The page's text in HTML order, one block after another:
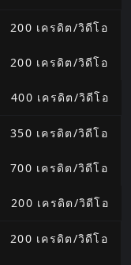
200 เครดิต/วิดีโอ
200 เครดิต/วิดีโอ
400 เครดิต/วิดีโอ
350 เครดิต/วิดีโอ
700 เครดิต/วิดีโอ
200 เครดิต/วิดีโอ
200 เครดิต/วิดีโอ